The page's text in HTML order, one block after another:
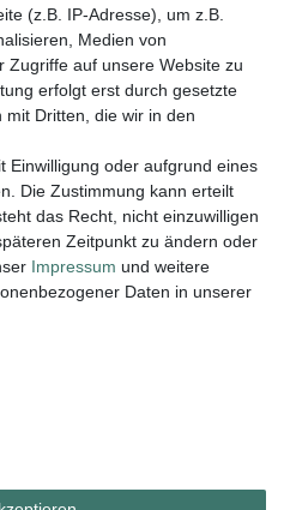
*
In den Warenkorb
zzgl.Versandkosten
AGB
(z.B. IP-Adresse), um z.B.
Medien von
Zugriffe auf unsere Website zu
erfolgt erst durch gesetzte
Dritten, die wir in den
Einwilligung oder aufgrund eines
Die Zustimmung kann erteilt
das Recht, nicht einzuwilligen
Zeitpunkt zu ändern oder
Impressum und weitere
Daten in unserer